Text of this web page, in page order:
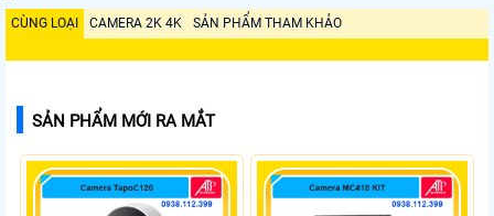
CÙNG LOẠI CAMERA 2K 4K SẢN PHẨM THAM KHẢO
SẢN PHẨM MỚI RA MẮT